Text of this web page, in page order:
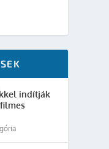
indítják